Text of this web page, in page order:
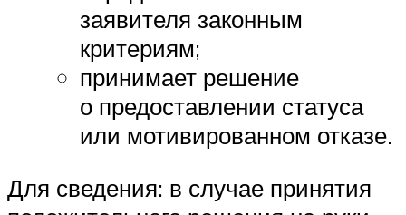
заявителя законным
критериям;
принимает решение
о предоставлении статуса
или мотивированном отказе.
Для сведения: в случае принятия